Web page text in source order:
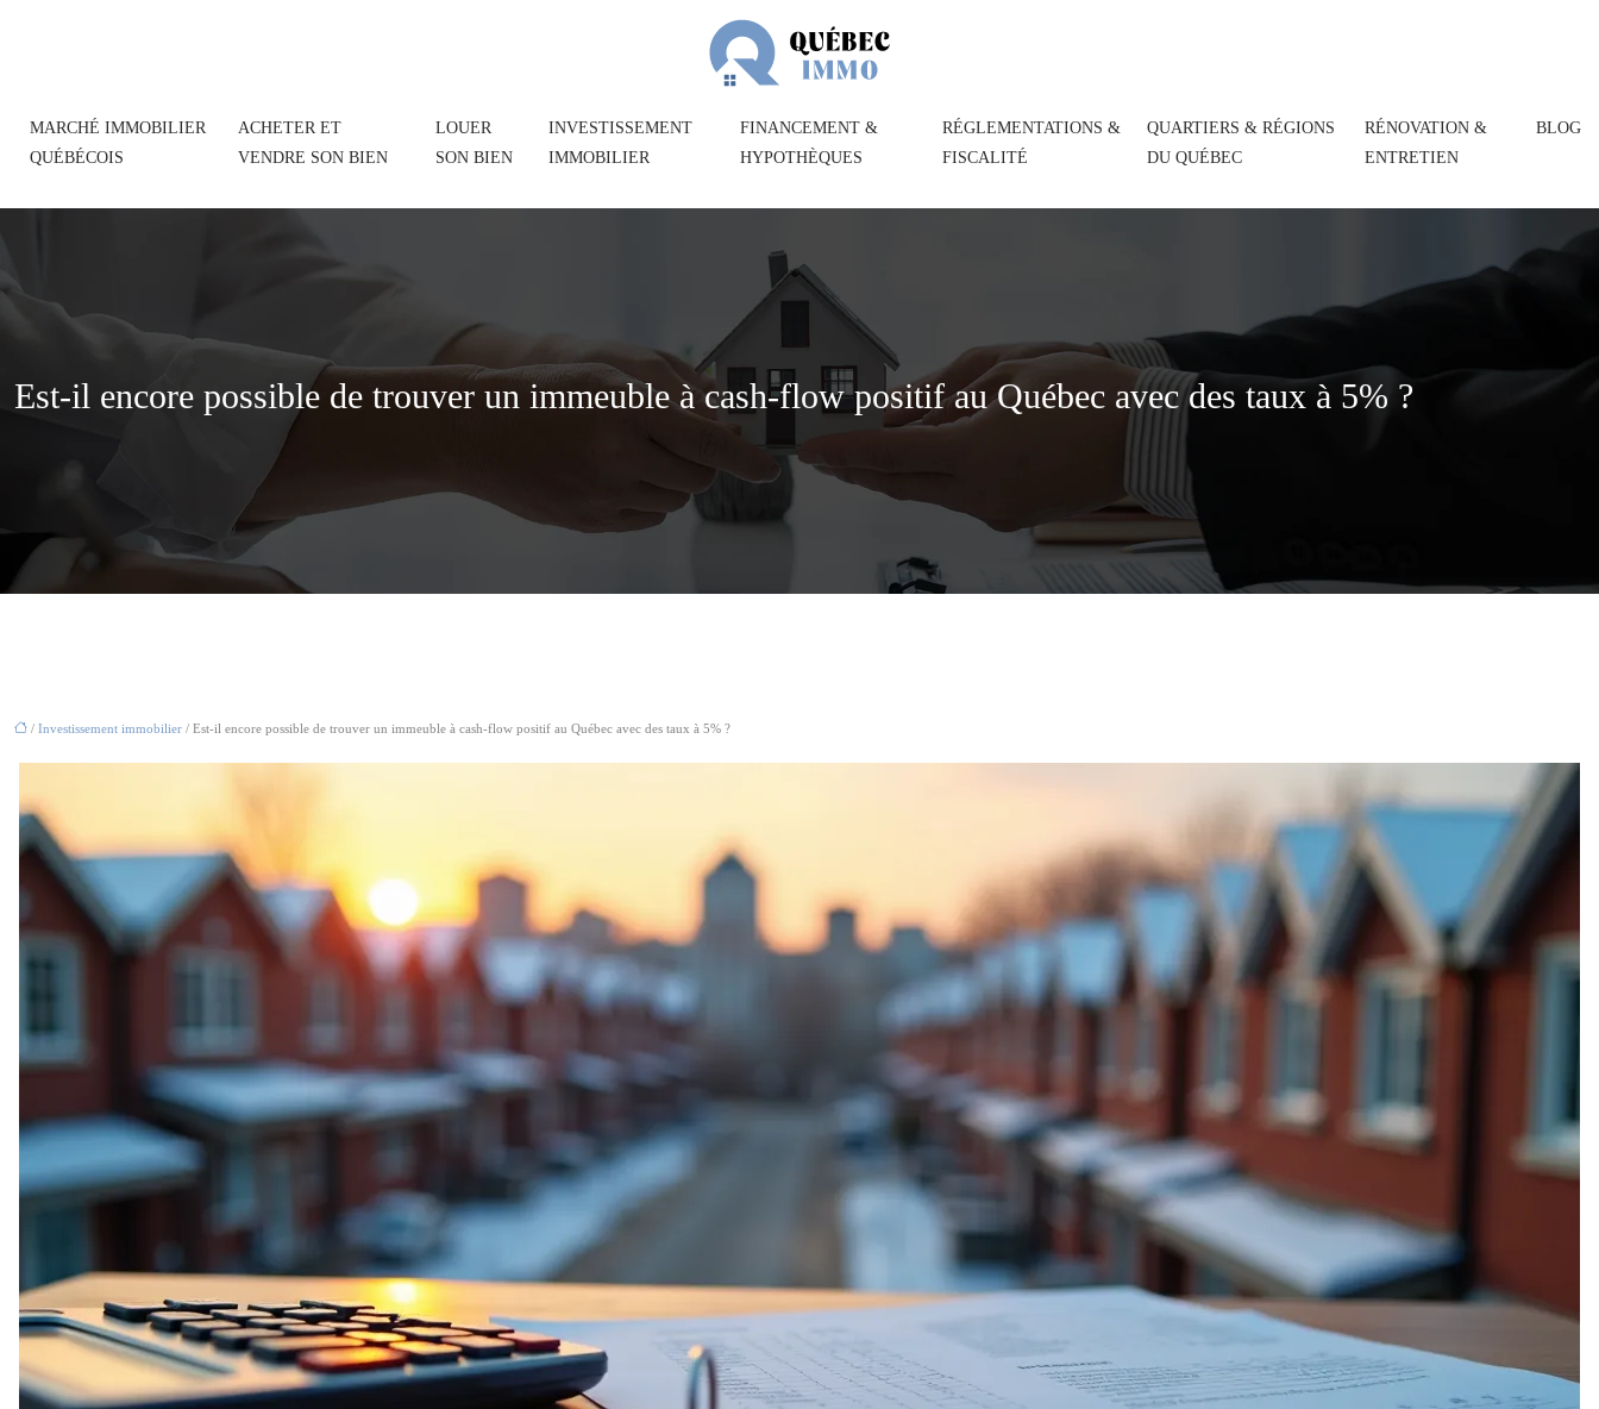
MARCHÉ IMMOBILIER
QUÉBÉCOIS
ACHETER ET
VENDRE SON BIEN
LOUER
SON BIEN
INVESTISSEMENT
IMMOBILIER
FINANCEMENT &
HYPOTHÈQUES
RÉGLEMENTATIONS &
FISCALITÉ
QUARTIERS & RÉGIONS
DU QUÉBEC
RÉNOVATION &
ENTRETIEN
BLOG
Est-il encore possible de trouver un immeuble à cash-flow positif au Québec avec des taux à 5% ?
/ Investissement immobilier / Est-il encore possible de trouver un immeuble à cash-flow positif au Québec avec des taux à 5% ?